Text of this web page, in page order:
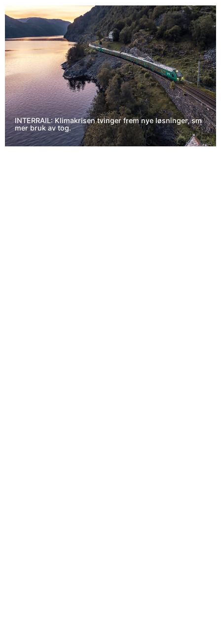
INTERRAIL: Klimakrisen tvinger frem nye løsninger, sm
mer bruk av tog.